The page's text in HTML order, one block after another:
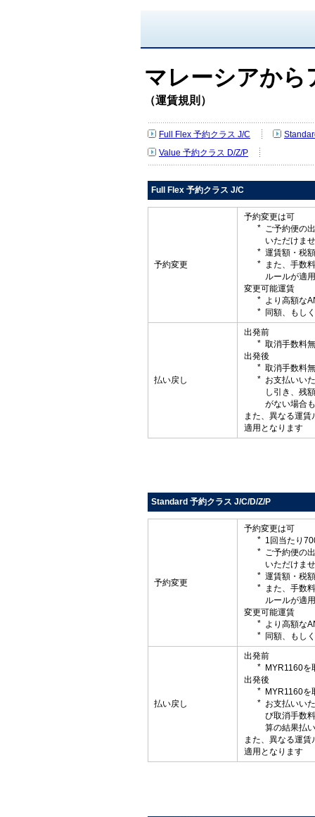
マレーシアから
（運賃規則）
Full Flex 予約クラス J/C
Value 予約クラス D/Z/P
Full Flex 予約クラス J/C
予約変更
予約変更は可
ご予約便の
いただけま
運賃額・税
また、手数
ルールが適
変更可能運賃
より高額な
同額、もし
払い戻し
出発前
取消手数料
出発後
取消手数料
お支払いい
し引き、残
がない場合
また、異なる運
適用となります
Standard 予約クラス J/C/D/Z/P
予約変更
予約変更は可
1回当たり
ご予約便の
いただけま
運賃額・税
また、手数
ルールが適
変更可能運賃
より高額な
同額、もし
払い戻し
出発前
MYR1160を
出発後
MYR1160を
お支払いい
び取消手数
算の結果払
また、異なる運
適用となります